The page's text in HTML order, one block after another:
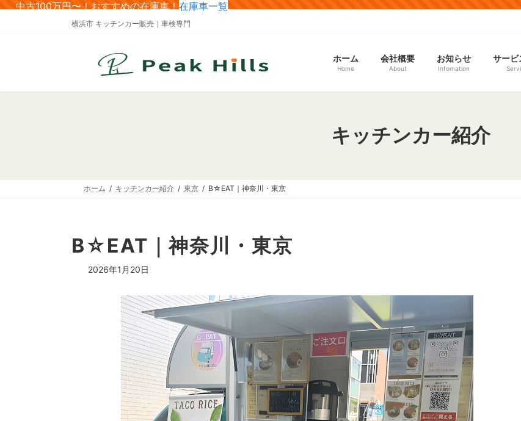
中古100万円〜！おすすめの在庫車！在庫車一覧
横浜市 キッチンカー販売｜車検専門
ホーム
Home
会社概要
About
お知らせ
Infomation
サービ
キッチンカー紹介
ホーム キッチンカー紹介 東京 B☆EAT｜神奈川・東京
B☆EAT｜神奈川・東京
2026年1月20日